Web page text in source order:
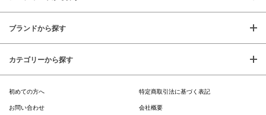
ブランドから探す
カテゴリーから探す
初めての方へ
特定商取引法に基づく表記
お問い合わせ
会社概要